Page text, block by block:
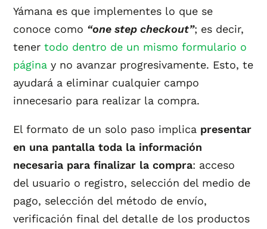
Yámana es que implementes lo que se
conoce como “one step checkout”; es decir,
tenertodo dentro de un mismo formulario o
páginay no avanzar progresivamente. Esto, te
ayudará a eliminar cualquier campo
innecesario para realizar la compra.
El formato de un solo paso implica presentar
en una pantalla toda la información
necesaria para finalizar la compra: acceso
del usuario o registro, selección del medio de
pago, selección del método de envío,
verificación final del detalle de los productos